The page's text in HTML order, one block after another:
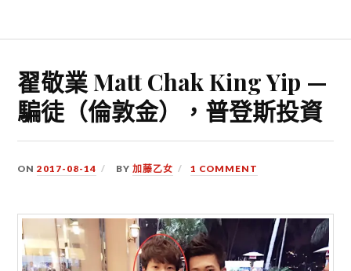
翟敬業 Matt Chak King Yip —
騙徒（倫敦金），普登斯投資
ON2017-08-14 BY加藤乙女 1 COMMENT